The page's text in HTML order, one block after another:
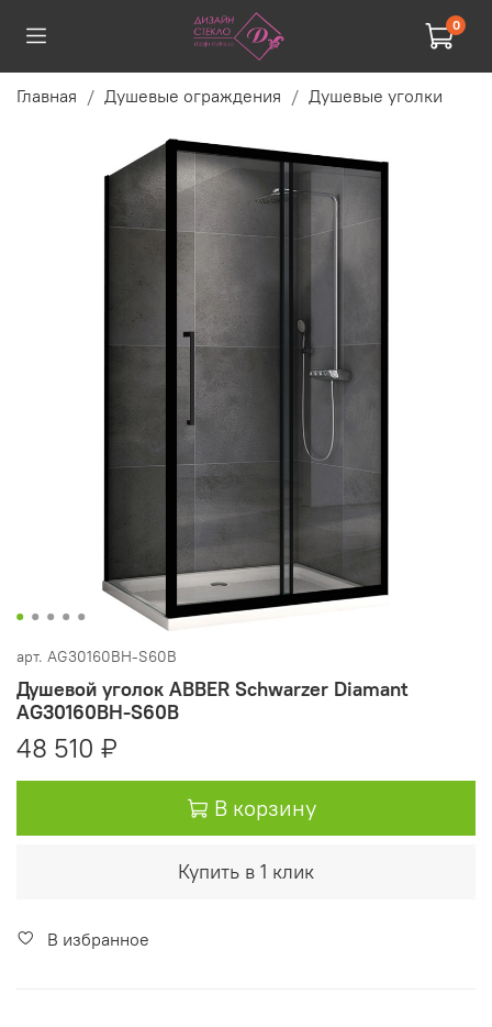
0
Главная Душевые ограждения Душевые уголки
арт. AG30160BH-S60B
Душевой уголок ABBER Schwarzer Diamant
AG30160BH-S60B
48 510 ₽
В корзину
Купить в 1 клик
В избранное